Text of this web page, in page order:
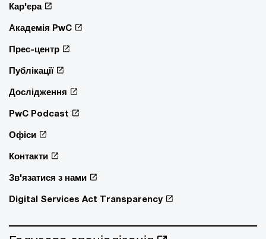
Кар'єра
Академія PwC
Прес-центр
Публікації
Дослідження
PwC Podcast
Офіси
Контакти
Зв'язатися з нами
Digital Services Act Transparency